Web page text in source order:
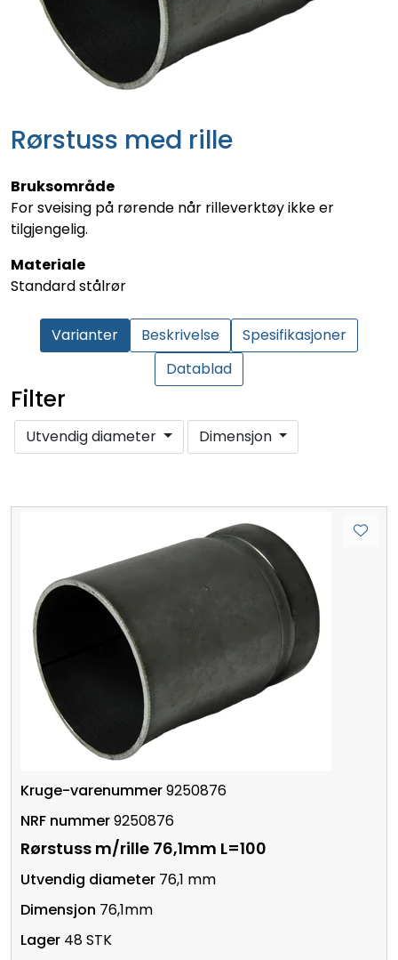
Rørstuss med rille
Bruksområde
For sveising på rørende når rilleverktøy ikke er
tilgjengelig.
Materiale
Standard stålrør
Varianter Beskrivelse
Spesifikasjoner
Datablad
Filter
Utvendig diameter Dimensjon
9250876
9250876
Rørstuss m/rille 76,1mm L=100
76,1 mm
76,1mm
48 STK